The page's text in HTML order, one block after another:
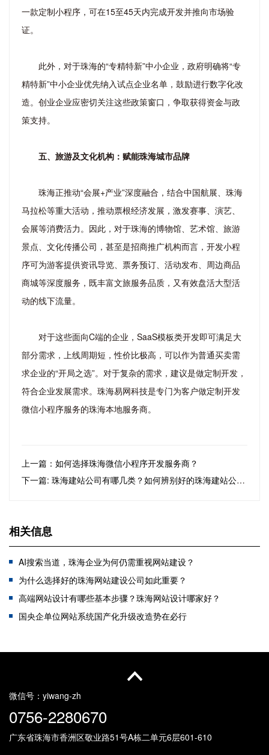
一款定制小程序，可在15至45天内完成开发并推向市场验
证。
此外，对于珠海的“专精特新”中小企业，政府明确将“专
精特新”中小企业优先纳入试点企业名单，鼓励进行数字化改
造。创业企业应密切关注这些政策窗口，争取获得资金与政
策支持。
五、旅游及文化机构：赋能珠海城市品牌
珠海正推动“会展+产业”深度融合，结合中国航展、珠海
马拉松等重大活动，推动票根经济发展，激发赛事、演艺、
会展等消费活力。因此，对于珠海的博物馆、艺术馆、旅游
景点、文化传播公司，甚至是招商推广机构而言，开发小程
序可为游客提供资讯导览、票务预订、活动发布、周边商品
商城等深度服务，既丰富文旅服务品质，又有效盘活大型活
动的线下流量。
对于这些面向C端的企业，SaaS模板类开发即可满足大
部分需求，上线周期短，性价比极高，可以作为普通买卖需
求企业的“开局之选”。对于复杂的需求，建议是做定制开发，
符合企业发展需求。珠海易网科技是专门为客户做定制开发
微信小程序服务的珠海本地服务商。
上一篇：如何选择珠海微信小程序开发服务商？
下一篇: 珠海建站公司有哪几类？如何辨别好的珠海建站公司？
相关信息
AI搜索当道，珠海企业为何仍需重视网站建设？
为什么选择好的珠海网站建设公司如此重要？
高端网站设计有哪些基本步骤？珠海网站设计哪家好？
国央企单位网站系统国产化升级改造势在必行
珠海政企如何用国产化筑牢数字安全？
在珠海网站建设需要多少钱呢？
微信号： yiwang-zh
0756-2280670
广东省珠海市香洲区敬业路51号A栋二单元6层601-610